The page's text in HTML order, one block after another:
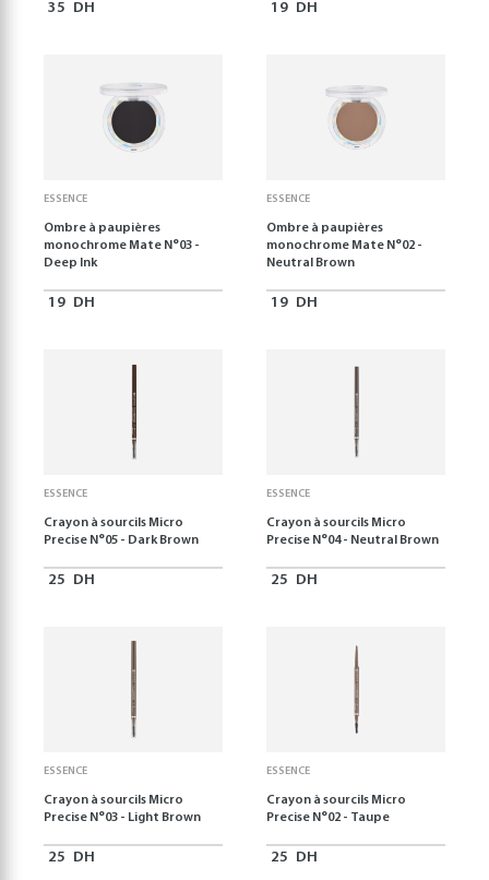
35 DH 19 DH
ESSENCE
Ombre à paupières
monochrome Mate N°03 -
Deep Ink
19 DH
ESSENCE
Ombre à paupières
monochrome Mate N°02 -
Neutral Brown
19 DH
ESSENCE
Crayon à sourcils Micro
Precise N°05 - Dark Brown
25 DH
ESSENCE
Crayon à sourcils Micro
Precise N°04 - Neutral Brown
25 DH
ESSENCE
Crayon à sourcils Micro
Precise N°03 - Light Brown
25 DH
ESSENCE
Crayon à sourcils Micro
Precise N°02 - Taupe
25 DH